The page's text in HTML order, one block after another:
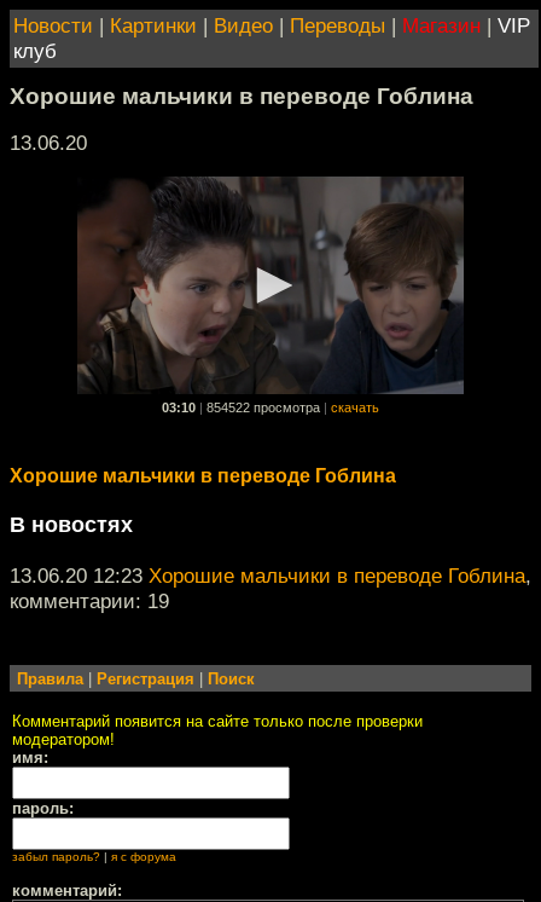
Новости | Картинки | Видео | Переводы | Магазин | VIP
клуб
Хорошие мальчики в переводе Гоблина
13.06.20
03:10 854522 просмотра скачать
Хорошие мальчики в переводе Гоблина
В новостях
13.06.20 12:23 Хорошие мальчики в переводе Гоблина,
комментарии: 19
Правила| Регистрация Поиск
Комментарий появится на сайте только после проверки
модератором!
имя:
пароль:
забыл пароль? я с форума
комментарий: